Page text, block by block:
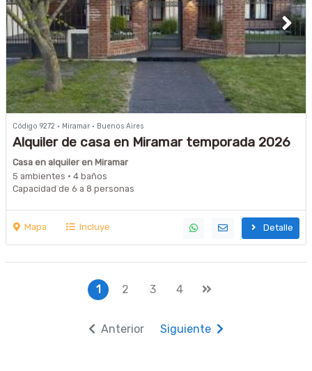
Código 9272 · Miramar · Buenos Aires
Alquiler de casa en Miramar temporada 2026
cerca de la playa
Casa en alquiler en Miramar
5 ambientes · 4 baños
Capacidad de 6 a 8 personas
Mapa Incluye Detalle
1 2 3 4
Anterior Siguiente